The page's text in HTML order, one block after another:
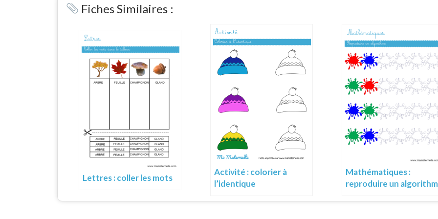
Fiches Similaires :
Lettres : coller les mots
Activité : colorier à
l’identique
Mathématiques :
reproduire un